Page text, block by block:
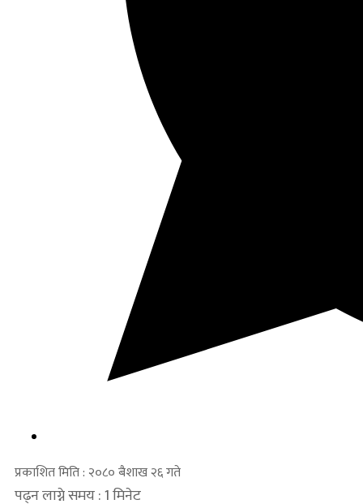
प्रकाशित मिति : २०८० बैशाख २६ गते
पढ्न लाग्ने समय : 1 मिनेट